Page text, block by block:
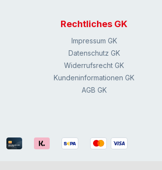
Rechtliches GK
Impressum GK
Datenschutz GK
Widerrufsrecht GK
Kundeninformationen GK
AGB GK